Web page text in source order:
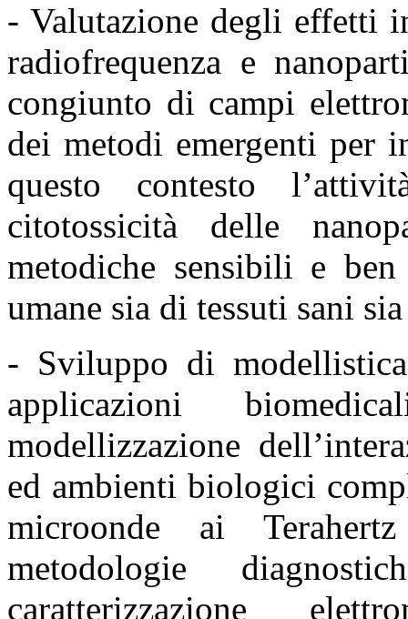
- Valutazione degli effetti
radiofrequenza e
congiunto di campi
dei metodi emergenti per
questo contesto
citotossicità delle
metodiche sensibili e
umane sia di tessuti sani
- Sviluppo di
applicazioni
modellizzazione
ed ambienti biologici
microonde ai
metodologie
caratterizzazione